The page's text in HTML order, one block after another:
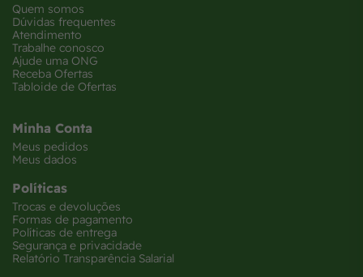
Quem somos
Dúvidas frequentes
Atendimento
Trabalhe conosco
Ajude uma ONG
Receba Ofertas
Tabloide de Ofertas
Minha Conta
Meus pedidos
Meus dados
Políticas
Trocas e devoluções
Formas de pagamento
Políticas de entrega
Segurança e privacidade
Relatório Transparência Salarial